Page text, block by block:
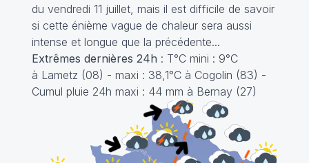
du vendredi 11 juillet, mais il est difficile de savoir
si cette énième vague de chaleur sera aussi
intense et longue que la précédente...
Extrêmes dernières 24h : T°C mini : 9°C
à Lametz (08) - maxi : 38,1°C à Cogolin (83) -
Cumul pluie 24h maxi : 44 mm à Bernay (27)